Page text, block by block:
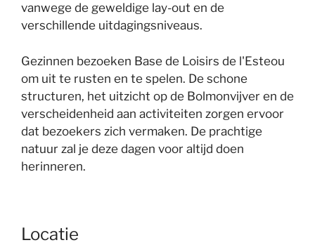
vanwege de geweldige lay-out en de
verschillende uitdagingsniveaus.
Gezinnen bezoeken Base de Loisirs de l'Esteou
om uit te rusten en te spelen. De schone
structuren, het uitzicht op de Bolmonvijver en de
verscheidenheid aan activiteiten zorgen ervoor
dat bezoekers zich vermaken. De prachtige
natuur zal je deze dagen voor altijd doen
herinneren.
Locatie